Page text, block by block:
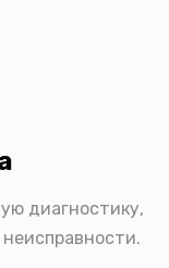
диагностику,